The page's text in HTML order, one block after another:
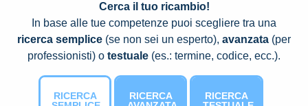
Cerca il tuo ricambio!
In base alle tue competenze puoi scegliere tra una
ricerca semplice (se non sei un esperto), avanzata (per
professionisti) o testuale (es.: termine, codice, ecc.).
RICERCA
RICERCA
RICERCA